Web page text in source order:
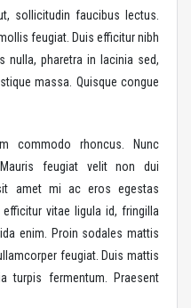
sollicitudin faucibus lectus.
feugiat. Duis efficitur nibh
nulla, pharetra in lacinia sed,
massa. Quisque congue
commodo rhoncus. Nunc
feugiat velit non dui
amet mi ac eros egestas
vitae ligula id, fringilla
enim. Proin sodales mattis
feugiat. Duis mattis
turpis fermentum. Praesent